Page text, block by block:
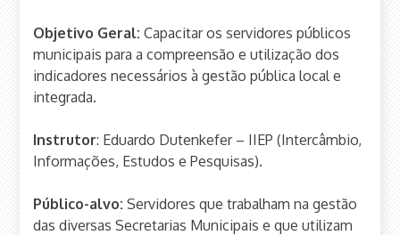
Objetivo Geral:Capacitar os servidores públicos
municipais para a compreensão e utilização dos
indicadores necessários à gestão pública local e
integrada.
Instrutor: Eduardo Dutenkefer – IIEP (Intercâmbio,
Informações, Estudos e Pesquisas).
Público-alvo: Servidores que trabalham na gestão
das diversas Secretarias Municipais e que utilizam